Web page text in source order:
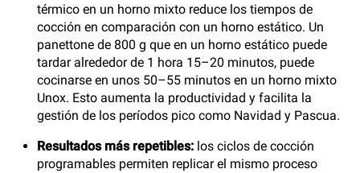
térmico en un horno mixto reduce los tiempos de
cocción en comparación con un horno estático. Un
panettone de 800 g que en un horno estático puede
tardar alrededor de 1 hora 15–20 minutos, puede
cocinarse en unos 50–55 minutos en un horno mixto
Unox. Esto aumenta la productividad y facilita la
gestión de los períodos pico como Navidad y Pascua.
Resultados más repetibles: los ciclos de cocción
programables permiten replicar el mismo proceso